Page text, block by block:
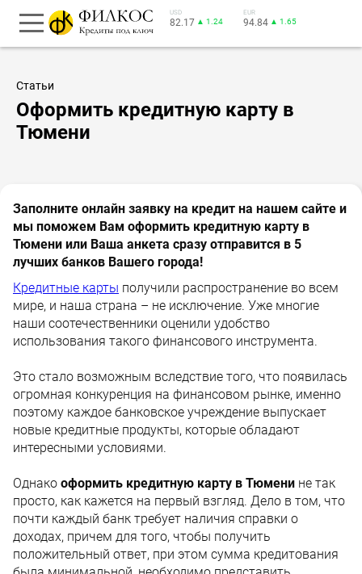
USD
82.17 ▲ 1.24
EUR
94.84 ▲ 1.65
Статьи
Оформить кредитную карту в
Тюмени
Заполните онлайн заявку на кредит на нашем сайте и
мы поможем Вам оформить кредитную карту в
Тюмени или Ваша анкета сразу отправится в 5
лучших банков Вашего города!
Кредитные карты получили распространение во всем
мире, и наша страна – не исключение. Уже многие
наши соотечественники оценили удобство
использования такого финансового инструмента.
Это стало возможным вследствие того, что появилась
огромная конкуренция на финансовом рынке, именно
поэтому каждое банковское учреждение выпускает
новые кредитные продукты, которые обладают
интересными условиями.
Однако оформить кредитную карту в Тюмени не так
просто, как кажется на первый взгляд. Дело в том, что
почти каждый банк требует наличия справки о
доходах, причем для того, чтобы получить
положительный ответ, при этом сумма кредитования